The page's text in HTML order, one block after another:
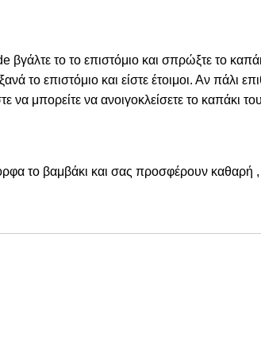
το το επιστόμιο και σπρώξτε το
το επιστόμιο και είστε έτοιμοι. Αν πάλι
μπορείτε να ανοιγοκλείσετε το καπάκι
το βαμβάκι και σας προσφέρουν καθαρή